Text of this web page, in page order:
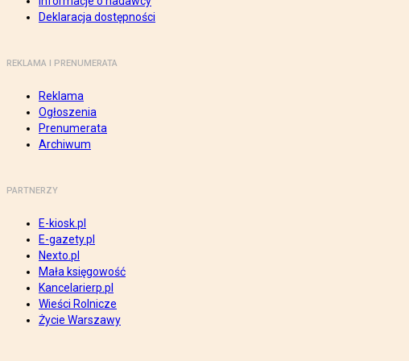
Deklaracja dostępności
REKLAMA I PRENUMERATA
Reklama
Ogłoszenia
Prenumerata
Archiwum
PARTNERZY
E-kiosk.pl
E-gazety.pl
Nexto.pl
Mała księgowość
Kancelarierp.pl
Wieści Rolnicze
Życie Warszawy